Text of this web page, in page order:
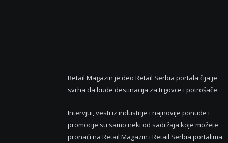
Retail Magazin je deo Retail Serbia portala čija je
svrha da bude destinacija za trgovce i potrošače.
Intervjui, vesti iz industrije i najnovije ponude i
promocije su samo neki od sadržaja koje možete
pronaći na Retail Magazin i Retail Serbia portalima.